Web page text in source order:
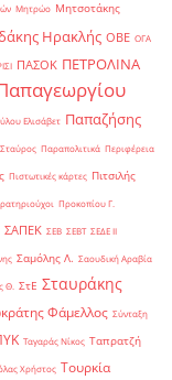
Μητρώο Μητσοτάκης
Ηρακλής ΟΒΕ ΟΓΑ
ΠΑΣΟΚ ΠΕΤΡΟΛΙΝΑ
Ελισάβετ Παπαζήσης
Παραπολιτικά Περιφέρεια
Πιστωτικές κάρτες Πιτσιλής
Προκοπίου Γ.
ΣΑΠΕΚ ΣΕΒ ΣΕΒΤ ΣΕΔΕ ΙΙ
Σαμόλης Λ. Σαουδική Αραβία
Θ. ΣτΕ Σταυράκης
Φάμελλος Σύνταξη
Ταγαράς Νίκος Ταπρατζή
Χρήστος Τουρκία